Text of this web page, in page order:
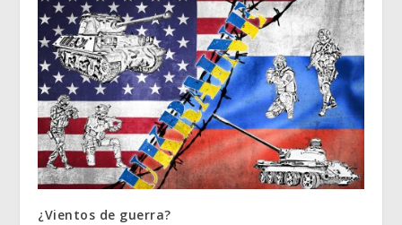
¿Vientos de guerra?